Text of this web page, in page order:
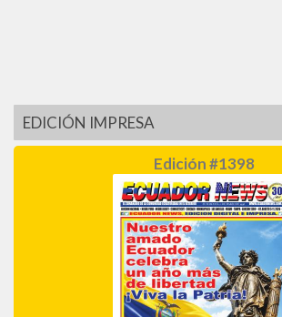
EDICIÓN IMPRESA
Edición #1398